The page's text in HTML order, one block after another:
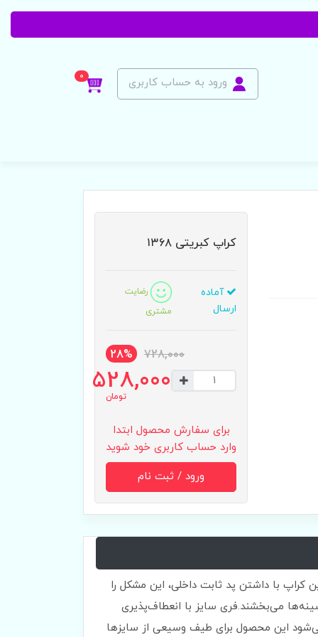
ورود به حساب کاربری 0
کراپ کبریتی ۱۳۶۸
آماده
ارسال
رضایت
مشتری
728,000
28%
528,000
تومان
برای سفارش محصول ابتدا
وارد حساب کاربری خود شوید
ورود / ثبت نام
کراپ با داشتن پد ثابت داخلی، این مشکل را
می‌بخشند.فری سایز با انعطاف‌پذیری
متریال کبریتی باعث می‌شود این محصول برای طیف وسیعی از سایزها